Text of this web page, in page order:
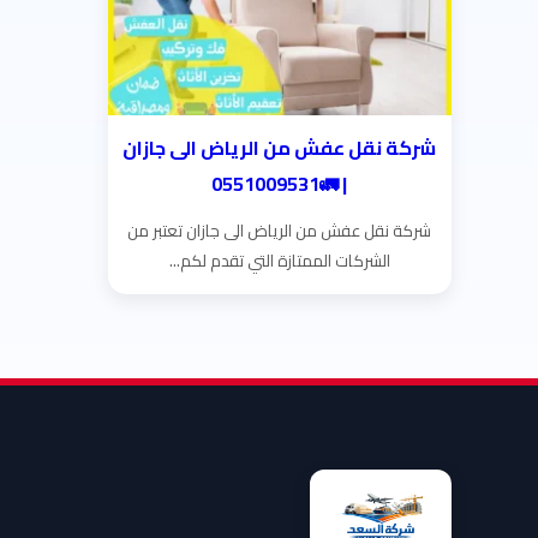
شركة نقل عفش من الرياض الى جازان
| 🚛0551009531
شركة نقل عفش من الرياض الى جازان تعتبر من
الشركات الممتازة التي تقدم لكم...